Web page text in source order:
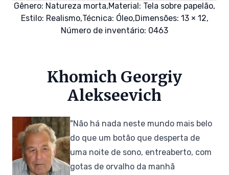
Gênero: Natureza morta,Material: Tela sobre papelão,
Estilo: Realismo,Técnica: Óleo,Dimensões: 13 × 12,
Número de inventário: 0463
Khomich Georgiy
Alekseevich
"Não há nada neste mundo mais belo
do que um botão que desperta de
uma noite de sono, entreaberto, com
gotas de orvalho da manhã